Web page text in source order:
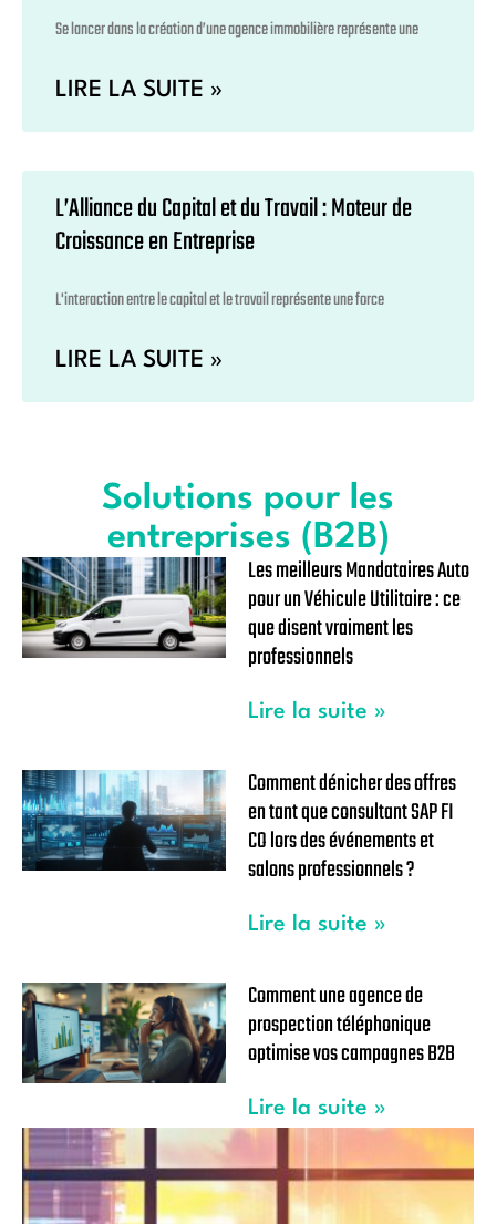
Se lancer dans la création d’une agence immobilière représente une
LIRE LA SUITE »
L’Alliance du Capital et du Travail : Moteur de
Croissance en Entreprise
L'interaction entre le capital et le travail représente une force
LIRE LA SUITE »
Solutions pour les
entreprises (B2B)
Les meilleurs Mandataires Auto
pour un Véhicule Utilitaire : ce
que disent vraiment les
professionnels
Lire la suite »
Comment dénicher des offres
en tant que consultant SAP FI
CO lors des événements et
salons professionnels ?
Lire la suite »
Comment une agence de
prospection téléphonique
optimise vos campagnes B2B
Lire la suite »